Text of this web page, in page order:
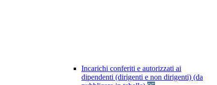
Incarichi conferiti e autorizzati ai
dipendenti (dirigenti e non dirigenti) (da